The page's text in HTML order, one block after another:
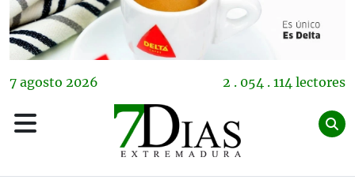
7 agosto 2026 2 . 054 . 114 lectores